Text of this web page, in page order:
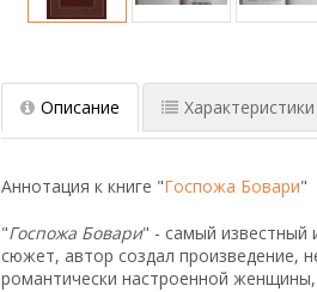
Описание Характеристики
Аннотация к книге "Госпожа Бовари"
"Госпожа Бовари" - самый известный
сюжет, автор создал произведение,
романтически настроенной